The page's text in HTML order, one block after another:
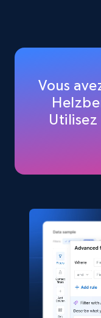
URL, Title,
5.4K+
Shein- Products
Product name,
Vous